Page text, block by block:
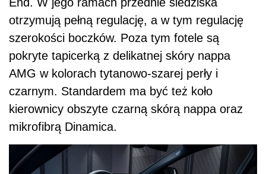
otrzymują pełną regulację, a w tym regulację
szerokości boczków. Poza tym fotele są
pokryte tapicerką z delikatnej skóry nappa
AMG w kolorach tytanowo-szarej perły i
czarnym. Standardem ma być też koło
kierownicy obszyte czarną skórą nappa oraz
mikrofibrą Dinamica.